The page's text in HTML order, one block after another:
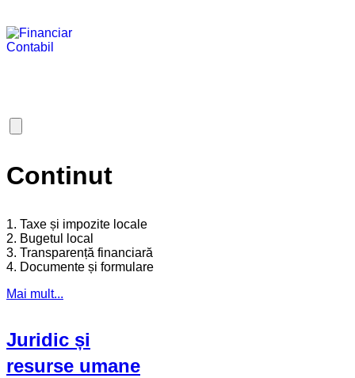
Continut
1. Taxe și impozite locale
2. Bugetul local
3. Transparență financiară
4. Documente și formulare
Mai mult...
Juridic și
resurse umane